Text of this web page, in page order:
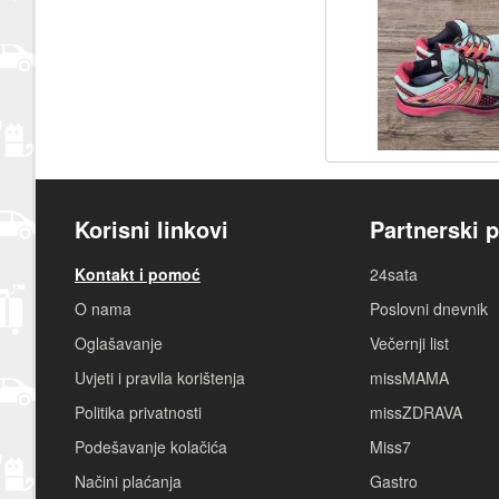
Korisni linkovi
Kontakt i pomoć
O nama
Oglašavanje
Uvjeti i pravila korištenja
Politika privatnosti
Podešavanje kolačića
Načini plaćanja
Partnerski
24sata
Poslovni dnevnik
Večernji list
missMAMA
missZDRAVA
Miss7
Gastro